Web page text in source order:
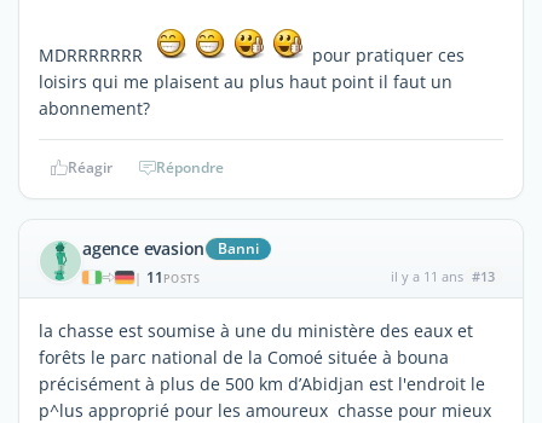
MDRRRRRRR
pour pratiquer ces
loisirs qui me plaisent au plus haut point il faut un
abonnement?
Réagir Répondre
agence evasion Banni
| 11 POSTS il y a 11 ans #13
la chasse est soumise à une du ministère des eaux et
forêts le parc national de la Comoé située à bouna
précisément à plus de 500 km d’Abidjan est l'endroit le
p^lus approprié pour les amoureux chasse pour mieux